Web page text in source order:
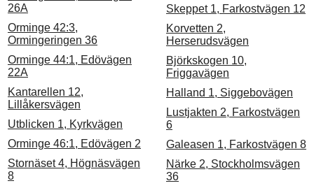
26A
Orminge 42:3,
Ormingeringen 36
Orminge 44:1, Edövägen
22A
Kantarellen 12,
Lillåkersvägen
Utblicken 1, Kyrkvägen
Orminge 46:1, Edövägen 2
Stornäset 4, Högnäsvägen
8
Skeppet 1, Farkostvägen 12
Korvetten 2,
Herserudsvägen
Björkskogen 10,
Friggavägen
Halland 1, Siggebovägen
Lustjakten 2, Farkostvägen
6
Galeasen 1, Farkostvägen 8
Närke 2, Stockholmsvägen
36